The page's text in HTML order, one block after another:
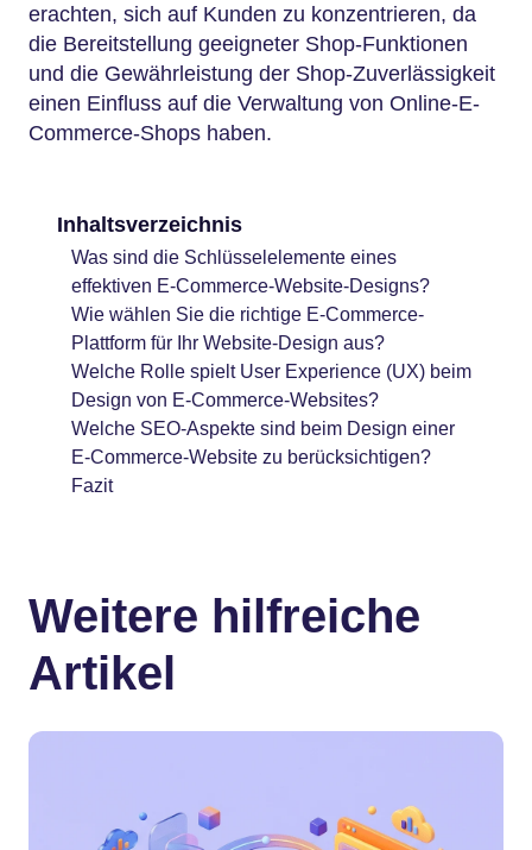
erachten, sich auf Kunden zu konzentrieren, da
die Bereitstellung geeigneter Shop-Funktionen
und die Gewährleistung der Shop-Zuverlässigkeit
einen Einfluss auf die Verwaltung von Online-E-
Commerce-Shops haben.
Inhaltsverzeichnis
Was sind die Schlüsselelemente eines
effektiven E-Commerce-Website-Designs?
Wie wählen Sie die richtige E-Commerce-
Plattform für Ihr Website-Design aus?
Welche Rolle spielt User Experience (UX) beim
Design von E-Commerce-Websites?
Welche SEO-Aspekte sind beim Design einer
E-Commerce-Website zu berücksichtigen?
Fazit
Weitere hilfreiche
Artikel